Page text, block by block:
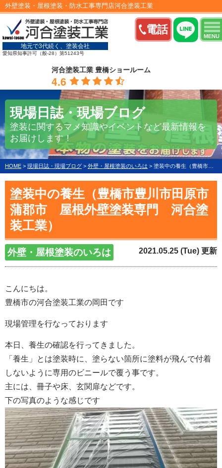
電話
MENU
外壁塗装・屋根塗装・防水工事専門店河合塗装工業
地元で3代続く、塗装会社
愛知県知事許可（般-28）第51243号
河合塗装工業 豊橋ショールーム
4.6
現場日誌・現場ブログ
塗装に関するマメ知識やイベントなど最新情報を
お届けします！
HOME > 現場日誌・現場ブログ > 外壁・屋根塗装のいろは > 塗装中の養生（豊橋市豊川市田原市蒲郡市 屋根外壁塗装専門 河合塗装工業）
塗装中の養生（豊橋市豊川市田原市
蒲郡市 屋根外壁塗装専門 河合塗
装工業）
外壁・屋根塗装のいろは 2021.05.25 (Tue) 更新
こんにちは。
豊橋市の河合塗装工業の岡田です
現場管理を行なっております
本日、養生の確認を行ってきました。
「養生」とは塗装時に、塗らない箇所に塗料が飛んで付着
しないように専用のビニールで覆う事です。
主には、冊子や床、玄関扉などです。
下の写真のような感じです